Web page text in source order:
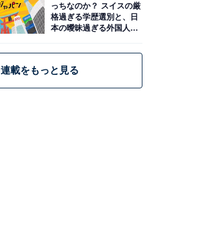
っちなのか？ スイスの厳
格過ぎる学歴選別と、日
本の曖昧過ぎる外国人政
連載をもっと見る